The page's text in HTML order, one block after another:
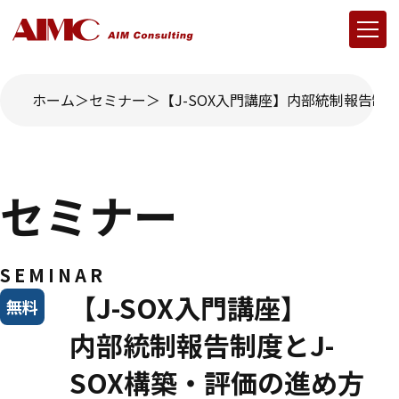
ホーム セミナー 【J-SOX入門講座】内部統制報告制
セミナー
SEMINAR
【J-SOX入門講座】
内部統制報告制度とJ-
SOX構築・評価の進め方
無料